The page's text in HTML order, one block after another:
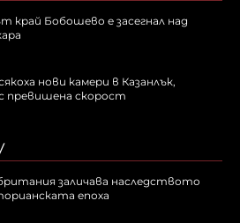
край Бобошево е засегнал над
нови камери в Казанлък,
превишена скорост
заличава наследството
епоха